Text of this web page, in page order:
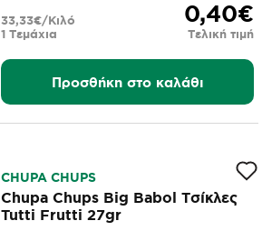
0,40€
Τελική τιμή
1 Τεμάχια
33,33€/Κιλό
Προσθήκη στο καλάθι
CHUPA CHUPS
Chupa Chups Big Babol Τσίκλες
Tutti Frutti 27gr